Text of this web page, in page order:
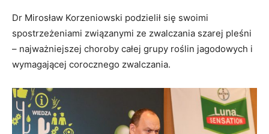
Dr Mirosław Korzeniowski podzielił się swoimi
spostrzeżeniami związanymi ze zwalczania szarej pleśni
– najważniejszej choroby całej grupy roślin jagodowych i
wymagającej corocznego zwalczania.